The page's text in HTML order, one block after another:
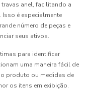
anel, facilitando a
é especialmente
número de peças e
seus ativos.
para identificar
uma maneira fácil de
produto ou medidas de
os itens em exibição.